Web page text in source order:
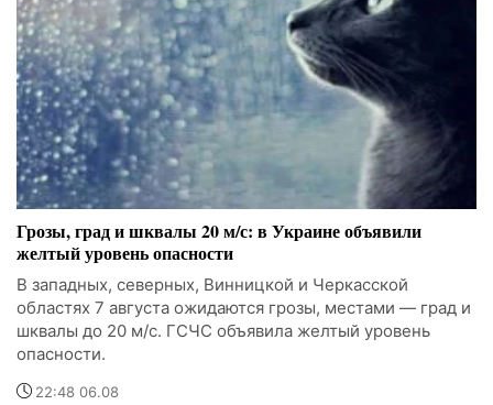
Грозы, град и шквалы 20 м/с: в Украине объявили
желтый уровень опасности
В западных, северных, Винницкой и Черкасской
областях 7 августа ожидаются грозы, местами — град и
шквалы до 20 м/с. ГСЧС объявила желтый уровень
опасности.
22:48 06.08